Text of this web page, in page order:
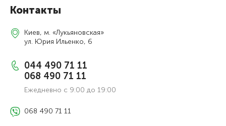
Контакты
Киев, м. «Лукьяновская»
ул. Юрия Ильенко, 6
044 490 71 11
068 490 71 11
Ежедневно с 9:00 до 19:00
068 490 71 11